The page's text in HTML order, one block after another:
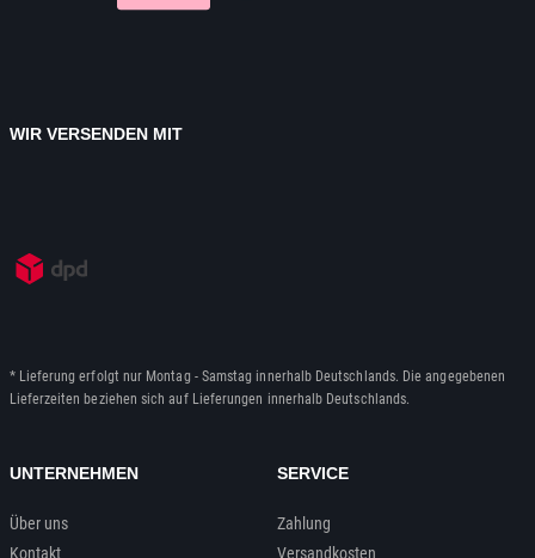
WIR VERSENDEN MIT
* Lieferung erfolgt nur Montag - Samstag innerhalb Deutschlands. Die angegebenen
Lieferzeiten beziehen sich auf Lieferungen innerhalb Deutschlands.
UNTERNEHMEN
Über uns
Kontakt
SERVICE
Zahlung
Versandkosten